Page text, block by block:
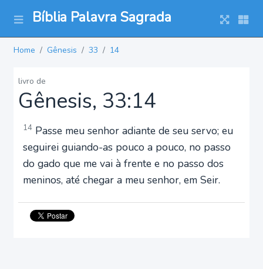
Bíblia Palavra Sagrada
Home Gênesis 33 14
livro de
Gênesis, 33:14
14 Passe meu senhor adiante de seu servo; eu
seguirei guiando-as pouco a pouco, no passo
do gado que me vai à frente e no passo dos
meninos, até chegar a meu senhor, em Seir.